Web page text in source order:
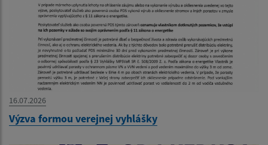
16.07.2026
Výzva formou verejnej vyhlášky